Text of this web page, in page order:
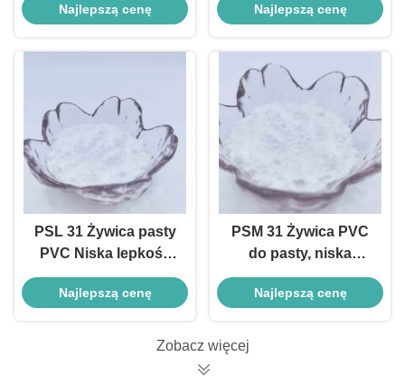
Wytrzymałość do
wyrobów
Najlepszą cenę
wszechstronność dla
formowanych
Najlepszą cenę
PSL 31 Żywica pasty
PVC Niska lepkość
Spienianie
Specjalistyczna
Najlepszą cenę
PSM 31 Żywica PVC
do pasty, niska
lepkość, przepływ
pseudoplastyczny, do
Najlepszą cenę
Zobacz więcej